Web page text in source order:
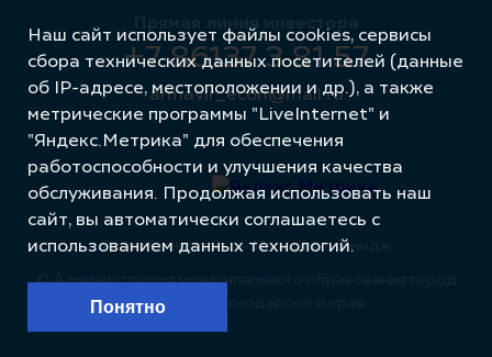
Прямая линия инвестора
+7 86137 3 81 57
armavir_econ@mail.ru
© Администрация муниципального образования город
Армавир Краснодарского края
Разработка сайта – Интернет-Имидж
Наш сайт использует файлы cookies, сервисы
сбора технических данных посетителей (данные
об IP-адресе, местоположении и др.), а также
метрические программы "LiveInternet" и
"Яндекс.Метрика" для обеспечения
работоспособности и улучшения качества
обслуживания. Продолжая использовать наш
сайт, вы автоматически соглашаетесь с
использованием данных технологий.
Понятно